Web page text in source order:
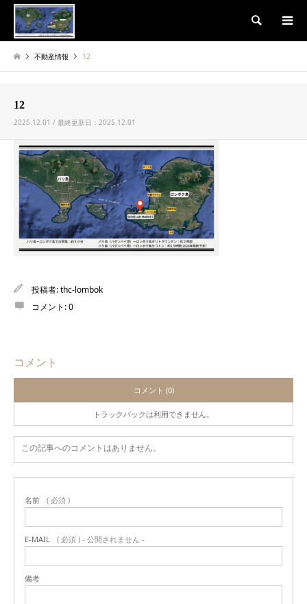
検索
不動産情報 12
12
2025.12.01 / 最終更新日：2025.12.01
投稿者:thc-lombok
コメント:0
コメント
コメント (0)
トラックバックは利用できません。
この記事へのコメントはありません。
名前 ( 必須 )
E-MAIL ( 必須 ) - 公開されません -
備考